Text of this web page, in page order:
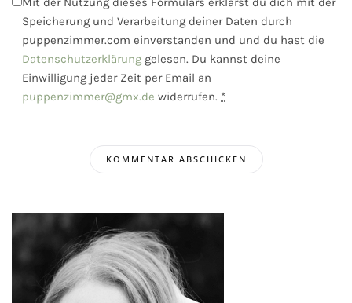
Speicherung und Verarbeitung deiner Daten durch
puppenzimmer.com einverstanden und und du hast die
Datenschutzerklärung gelesen. Du kannst deine
Einwilligung jeder Zeit per Email an
puppenzimmer@gmx.de widerrufen. *